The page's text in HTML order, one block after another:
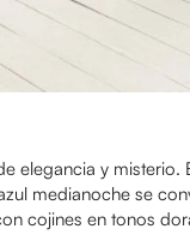
elegancia y
medianoche se
cojines en tonos